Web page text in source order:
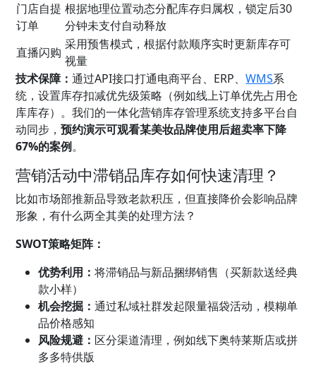
门店自提
订单
根据地理位置动态分配库存归属权，锁定后30
分钟未支付自动释放
直播闪购
采用预售模式，根据付款顺序实时更新库存可
视量
技术保障：通过API接口打通电商平台、ERP、WMS系
统 ，设置库存扣减优先级策略（例如线上订单优先占用仓
库库存）。我们的一体化营销库存管理系统支持多平台自
动同步，预约演示可观看某美妆品牌使用后超卖率下降
67%的案例。
营销活动中滞销品库存如何快速清理？
比如市场部推新品导致老款积压，但直接降价会影响品牌
形象，有什么两全其美的处理方法？
SWOT策略矩阵：
优势利用：将滞销品与新品捆绑销售（买新款送经典
款小样）
机会挖掘：通过私域社群发起限量福袋活动，模糊单
品价格感知
风险规避： 区分渠道清理，例如线下奥特莱斯店或拼
多多特供版